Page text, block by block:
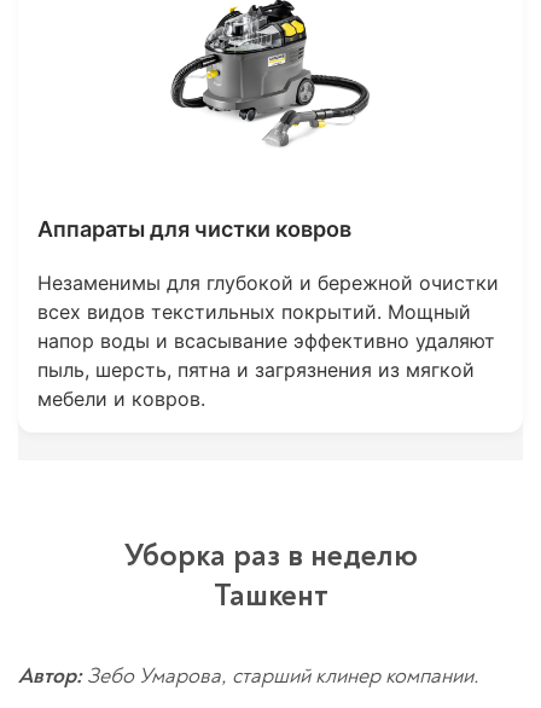
Аппараты для чистки ковров
Незаменимы для глубокой и бережной очистки
всех видов текстильных покрытий. Мощный
напор воды и всасывание эффективно удаляют
пыль, шерсть, пятна и загрязнения из мягкой
мебели и ковров.
Уборка раз в неделю
Ташкент
Автор:Зебо Умарова, старший клинер компании.